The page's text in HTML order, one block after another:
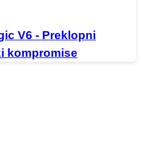
V6 - Preklopni
kompromise